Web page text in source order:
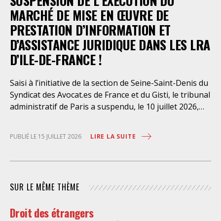
dont l’infirmerie psychiatrique de la préfecture de
police a depuis trop longtemps
MARCHÉ DE MISE EN ŒUVRE DE
PRESTATION D’INFORMATION ET
D’ASSISTANCE JURIDIQUE DANS LES LRA
D’ILE-DE-FRANCE !
Saisi à l’initiative de la section de Seine-Saint-Denis du
Syndicat des Avocat.es de France et du Gisti, le tribunal
administratif de Paris a suspendu, le 10 juillet 2026,
œuvre de prestations d’information et d’assistance
juridique des étrangers maintenus dans les locaux de
droits fondamentaux des personnes retenues et
déontologiques régissant la profession d’avocat. Ainsi,
PUBLIÉ LE 15 JUILLET 2026 LIRE LA SUITE
SUR LE MÊME THÈME
Droit des étrangers